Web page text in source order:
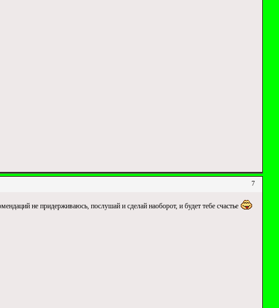
7
не придерживаюсь, послушай и сделай наоборот, и будет тебе счастье